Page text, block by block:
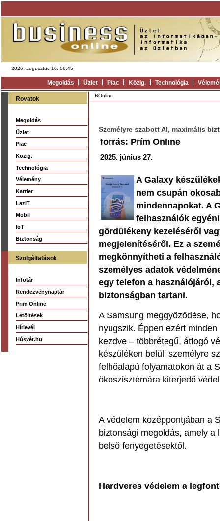
2026. augusztus 10. 06:45
Megoldás Üzlet Piac Közig. Technológia
Rovatok
Megoldás
Üzlet
Piac
Közig.
Technológia
Vélemény
Karrier
LazIT
Mobil
IoT
Biztonság
Szolgáltatások
Infotár
Rendezvénynaptár
Prim Online
Letöltések
Hírlevél
Húsvét.hu
BOnline
Személyre szabott AI, maximális
forrás: Prím Online
2025. június 27.
A Galaxy
nem csupán
mindennapokat. A
felhasználók
gördülékeny kezeléséről
megjelenítéséről. Ez a
megkönnyítheti a
személyes adatok
egy telefon a használójáról,
biztonságban tartani.
A Samsung meggyőződése,
nyugszik. Éppen ezért
kezdve – többrétegű, átfogó
készüléken belüli személyre
felhőalapú folyamatokon át a
ökoszisztémára kiterjedő
A védelem középpontjában a
biztonsági megoldás, amely
belső fenyegetésektől.
Hardveres védelem a